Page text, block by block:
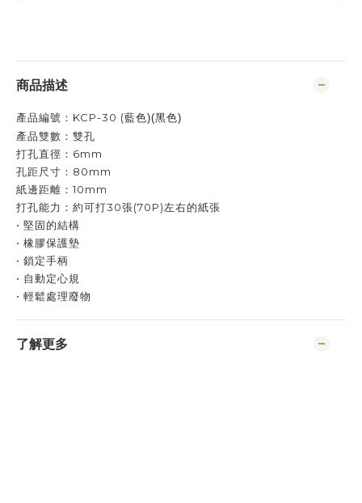
商品描述
產品編號：KCP-30 (藍色)(黑色)
產品雙數：雙孔
打孔直徑：6mm
孔距尺寸：80mm
紙邊距離：10mm
打孔能力：約可打30張(70P)左右的紙張
• 堅固的結構
• 橡膠保護墊
• 鎖定手柄
• 自動定心規
• 輕鬆處理廢物
了解更多